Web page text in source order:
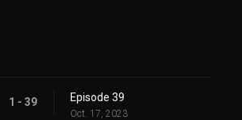
1 - 39 Episode 39
Oct. 17, 2023